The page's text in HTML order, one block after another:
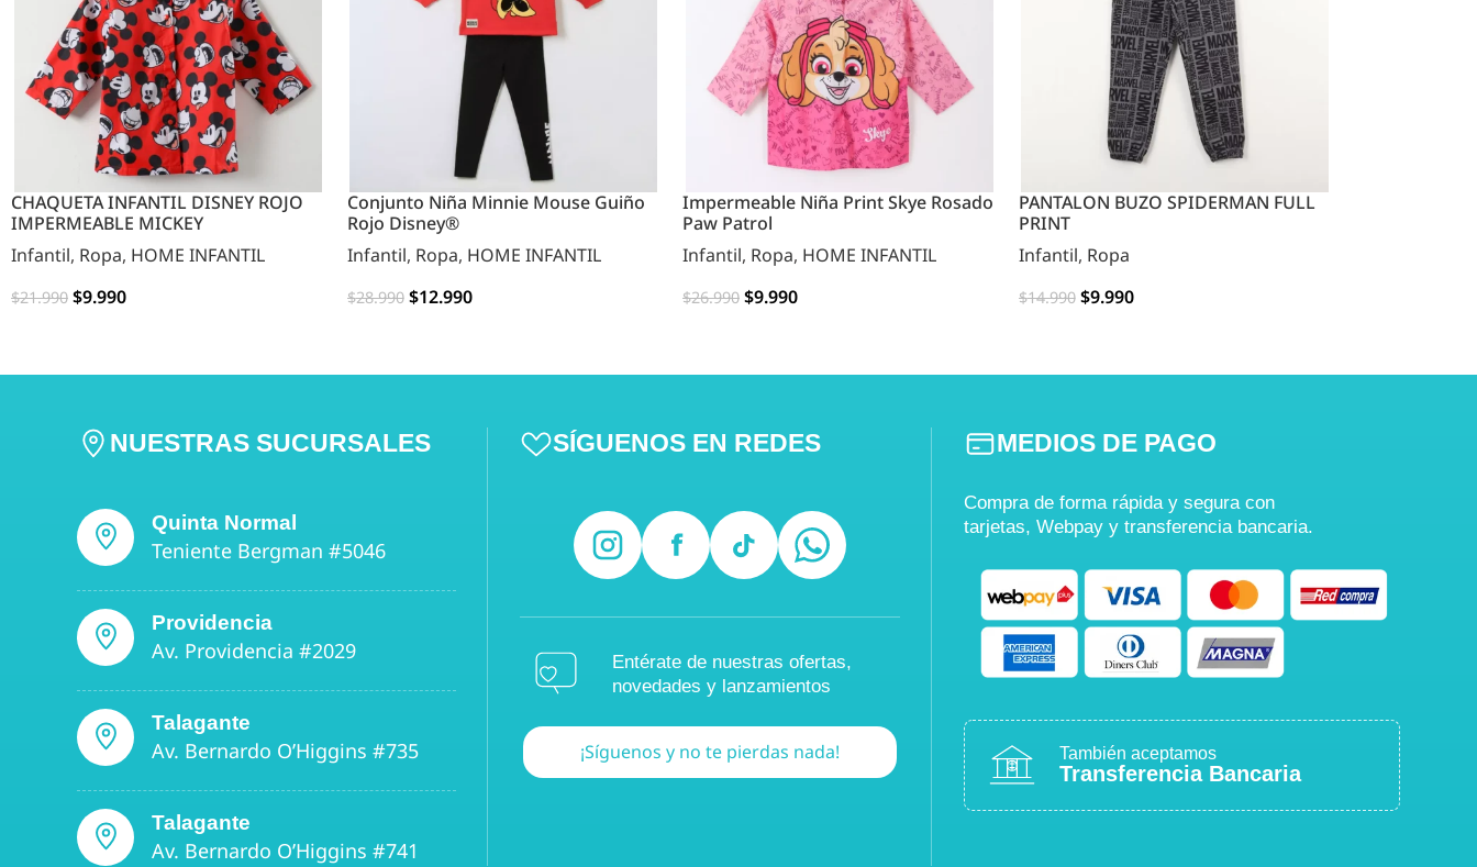
CHAQUETA INFANTIL DISNEY ROJO
IMPERMEABLE MICKEY
Infantil, Ropa, HOME INFANTIL
$21.990 $9.990
Conjunto Niña Minnie Mouse Guiño
Rojo Disney®
Infantil, Ropa, HOME INFANTIL
$28.990 $12.990
Impermeable Niña Print Skye Rosado
Paw Patrol
Infantil, Ropa, HOME INFANTIL
$26.990 $9.990
PANTALON BUZO SPIDERMAN FULL
PRINT
Infantil, Ropa
$14.990 $9.990
NUESTRAS SUCURSALES
Quinta Normal
Teniente Bergman #5046
Providencia
Av. Providencia #2029
Talagante
Av. Bernardo O’Higgins #735
Talagante
Av. Bernardo O’Higgins #741
SÍGUENOS EN REDES
Entérate de nuestras ofertas,
novedades y lanzamientos
¡Síguenos y no te pierdas nada!
MEDIOS DE PAGO
Compra de forma rápida y segura con
tarjetas, Webpay y transferencia bancaria.
También aceptamos
Transferencia Bancaria